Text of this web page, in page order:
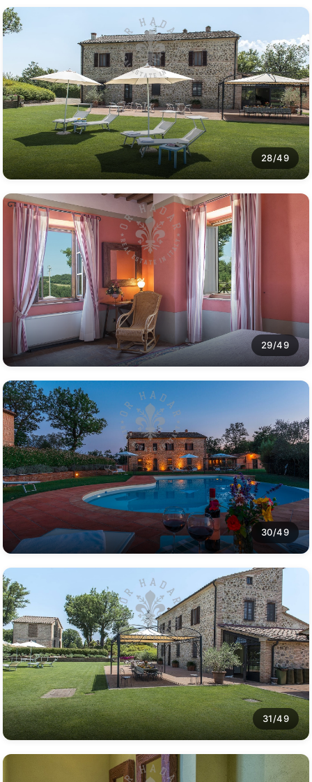
28/49
29/49
30/49
31/49